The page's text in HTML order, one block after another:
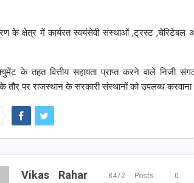
के क्षेत्र में कार्यरत स्वयंसेवी संस्थाओं ,ट्रस्ट ,चेरिटेबल
के तहत वित्तीय सहायता प्राप्त करने वाले निजी
तौर पर राजस्थान के सरकारी संस्थानों को उपलब्ध करवाना
Vikas Rahar 8472 Posts 0